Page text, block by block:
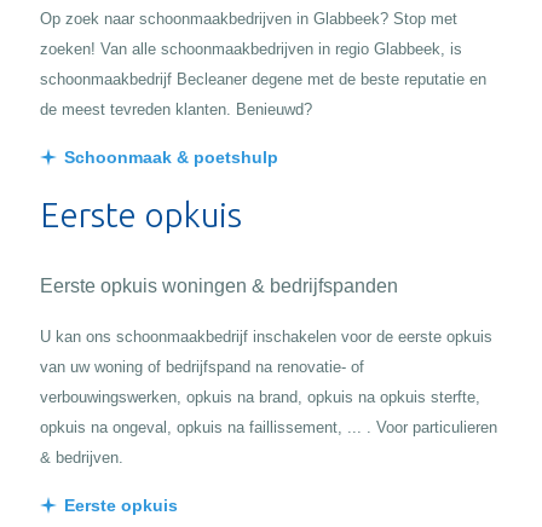
Op zoek naar schoonmaakbedrijven in Glabbeek? Stop met
zoeken! Van alle schoonmaakbedrijven in regio Glabbeek, is
schoonmaakbedrijf Becleaner degene met de beste reputatie en
de meest tevreden klanten. Benieuwd?
Schoonmaak & poetshulp
Eerste opkuis
Eerste opkuis woningen & bedrijfspanden
U kan ons schoonmaakbedrijf inschakelen voor de eerste opkuis
van uw woning of bedrijfspand na renovatie- of
verbouwingswerken, opkuis na brand, opkuis na opkuis sterfte,
opkuis na ongeval, opkuis na faillissement, ... . Voor particulieren
& bedrijven.
Eerste opkuis